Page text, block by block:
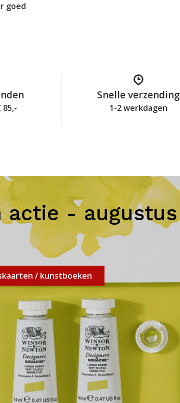
goed
85,-
Snelle verzending
1-2 werkdagen
actie - augustus
/ kunstboeken